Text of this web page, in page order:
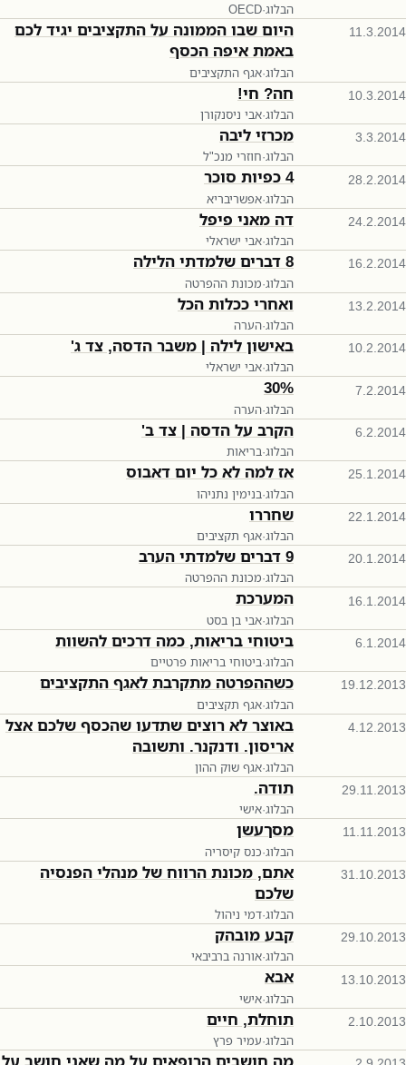
הבלוג·
OECD
11.3.2014
היום שבו הממונה על התקציבים יגיד לכם
באמת איפה הכסף
הבלוג·אגף התקציבים
10.3.2014 חה? חי!
הבלוג·אבי ניסנקורן
3.3.2014 מכרזי ליבה
הבלוג·חוזרי מנכ"ל
28.2.2014 4 כפיות סוכר
הבלוג·אפשריבריא
24.2.2014 דה מאני פיפל
הבלוג·אבי ישראלי
16.2.2014 8 דברים שלמדתי הלילה
הבלוג·מכונת ההפרטה
13.2.2014 ואחרי ככלות הכל
הבלוג·הערה
10.2.2014 באישון לילה | משבר הדסה, צד ג'
הבלוג·אבי ישראלי
7.2.2014
30%
הבלוג·הערה
6.2.2014 הקרב על הדסה | צד ב'
הבלוג·בריאות
25.1.2014 אז למה לא כל יום דאבוס
הבלוג·בנימין נתניהו
22.1.2014 שחררו
הבלוג·אגף תקציבים
20.1.2014 9 דברים שלמדתי הערב
הבלוג·מכונת ההפרטה
16.1.2014 המערכת
הבלוג·אבי בן בסט
6.1.2014 ביטוחי בריאות, כמה דרכים להשוות
הבלוג·ביטוחי בריאות פרטיים
19.12.2013 כשההפרטה מתקרבת לאגף התקציבים
הבלוג·אגף תקציבים
4.12.2013
באוצר לא רוצים שתדעו שהכסף שלכם אצל
אריסון. ודנקנר. ותשובה
הבלוג·אגף שוק ההון
29.11.2013 תודה.
הבלוג·אישי
11.11.2013 מסךעשן
הבלוג·כנס קיסריה
31.10.2013
אתם, מכונת הרווח של מנהלי הפנסיה
שלכם
הבלוג·דמי ניהול
29.10.2013 קבע מובהק
הבלוג·אורנה ברביבאי
13.10.2013 אבא
הבלוג·אישי
2.10.2013 תוחלת, חיים
הבלוג·עמיר פרץ